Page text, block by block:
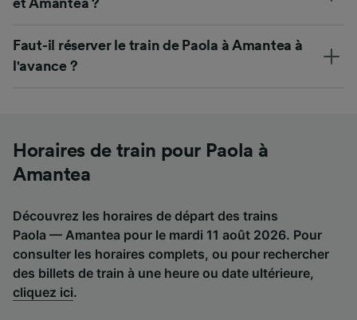
Faut-il réserver le train de Paola à Amantea à
l'avance ?
Horaires de train pour Paola à
Amantea
Découvrez les horaires de départ des trains
Paola — Amantea pour le mardi 11 août 2026. Pour
consulter les horaires complets, ou pour rechercher
des billets de train à une heure ou date ultérieure,
cliquez ici.